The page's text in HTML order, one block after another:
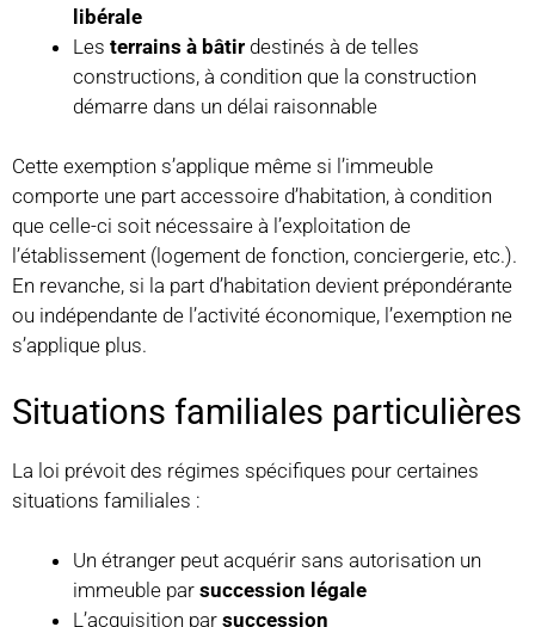
libérale
Les terrains à bâtir destinés à de telles
constructions, à condition que la construction
démarre dans un délai raisonnable
Cette exemption s’applique même si l’immeuble
comporte une part accessoire d’habitation, à condition
que celle-ci soit nécessaire à l’exploitation de
l’établissement (logement de fonction, conciergerie, etc.).
En revanche, si la part d’habitation devient prépondérante
ou indépendante de l’activité économique, l’exemption ne
s’applique plus.
Situations familiales particulières
La loi prévoit des régimes spécifiques pour certaines
situations familiales :
Un étranger peut acquérir sans autorisation un
immeuble par succession légale
L’acquisition par succession